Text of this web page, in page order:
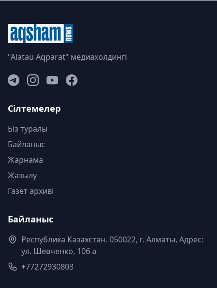
"Alatau Aqparat" медиахолдингі
Сілтемелер
Біз туралы
Байланыс
Жарнама
Жазылу
Газет архиві
Байланыс
Республика Казахстан. 050022, г. Алматы, Адрес:
ул. Шевченко, 106 а
+77272930803